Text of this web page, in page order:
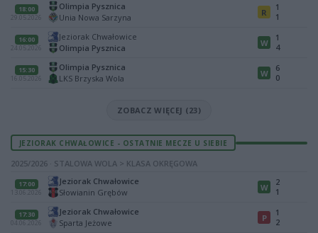
18:00
29.05.2026
Olimpia Pysznica
Unia Nowa Sarzyna
R
1
1
16:00
24.05.2026
Jeziorak Chwałowice
Olimpia Pysznica
W
1
4
15:30
16.05.2026
Olimpia Pysznica
LKS Brzyska Wola
W
6
0
ZOBACZ WIĘCEJ (23)
JEZIORAK CHWAŁOWICE - OSTATNIE MECZE U SIEBIE
2025/2026 · STALOWA WOLA > KLASA OKRĘGOWA
17:00
13.06.2026
Jeziorak Chwałowice
Słowianin Grębów
W
2
1
17:30
04.06.2026
Jeziorak Chwałowice
Sparta Jeżowe
P
1
2